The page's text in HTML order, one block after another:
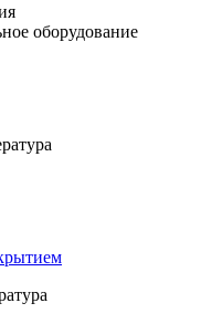
оборудование